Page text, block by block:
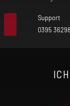
Support
0395